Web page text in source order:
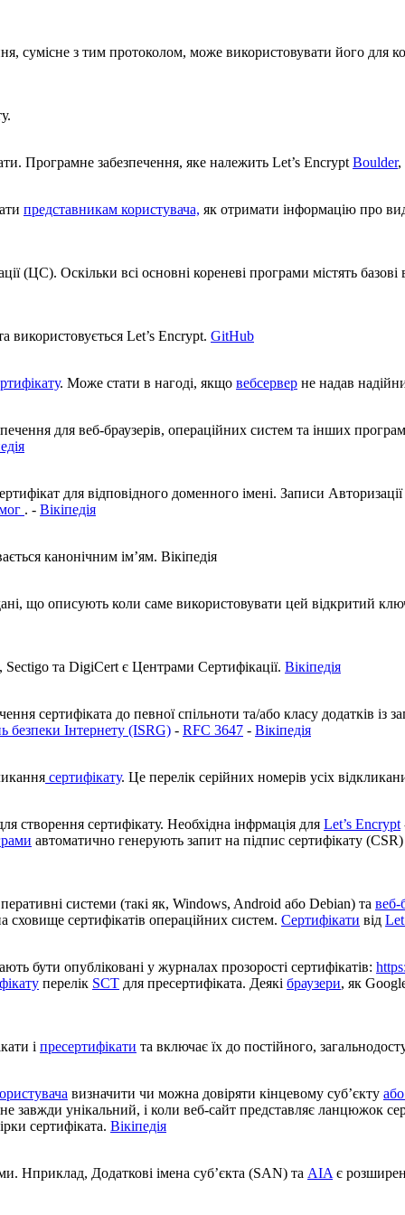
сумісне з тим протоколом, може використовувати його для
.
. Програмне забезпечення, яке належить Let’s Encrypt Boulder,
представникам користувача, як отримати інформацію про
(ЦС). Оскільки всі основні кореневі програми містять
використовується Let’s Encrypt. GitHub
. Може стати в нагоді, якщо вебсервер не надав
для веб-браузерів, операційних систем та інших
для відповідного доменного імені. Записи
. - Вікіпедія
канонічним ім’ям. Вікіпедія
що описують коли саме використовувати цей відкритий
, Sectigo та DigiCert є Центрами Сертифікації. Вікіпедія
сертифіката до певної спільноти та/або класу додатків
безпеки Інтернету (ISRG) - RFC 3647 - Вікіпедія
сертифікату. Це перелік серійних номерів усіх
створення сертифікату. Необхідна інфрмація для Let’s Encrypt
автоматично генерують запит на підпис сертифікату
системи (такі як, Windows, Android або Debian) та веб-
сховище сертифікатів операційних систем. Сертифікати від
бути опубліковані у журналах прозорості сертифікатів:
перелік SCT для пресертифіката. Деякі браузери, як
і пресертифікати та включає їх до постійного,
визначити чи можна довіряти кінцевому суб’єкту
завжди унікальний, і коли веб-сайт представляє ланцюжок
сертифіката. Вікіпедія
Нприклад, Додаткові імена суб’єкта (SAN) та AIA є